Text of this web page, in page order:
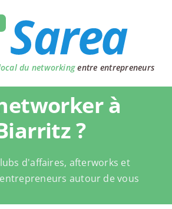
du networkingentre entrepreneurs
à
?
d'affaires, afterworks et
autour de vous